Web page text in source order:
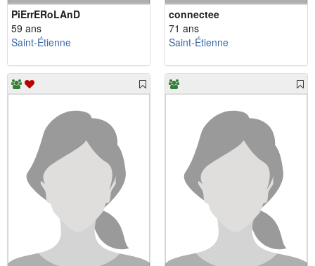
PiErrERoLAnD
59 ans
Saint-Étienne
connectee
71 ans
Saint-Étienne